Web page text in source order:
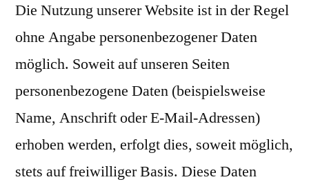
Die Nutzung unserer Website ist in der Regel
ohne Angabe personenbezogener Daten
möglich. Soweit auf unseren Seiten
personenbezogene Daten (beispielsweise
Name, Anschrift oder E-Mail-Adressen)
erhoben werden, erfolgt dies, soweit möglich,
stets auf freiwilliger Basis. Diese Daten